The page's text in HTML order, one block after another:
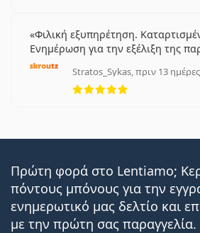
Φιλική εξυπηρέτηση.
Ενημέρωση για την εξέλιξη της
Stratos_Sykas, πριν 13 ημέρες
5
Πρώτη φορά στο Lentiamo;
πόντους μπόνους για την
ενημερωτικό μας δελτίο και
με την πρώτη σας παραγγελία.